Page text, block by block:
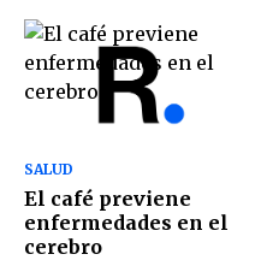
SALUD
El café previene
enfermedades en el
cerebro